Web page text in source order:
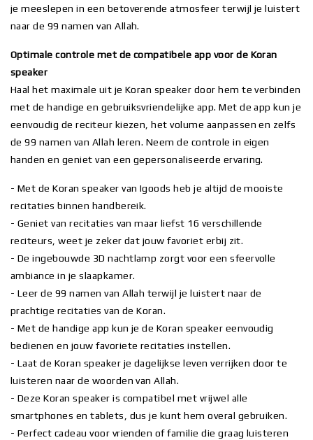
je meeslepen in een betoverende atmosfeer terwijl je luistert
naar de 99 namen van Allah.
Optimale controle met de compatibele app voor de Koran
speaker
Haal het maximale uit je Koran speaker door hem te verbinden
met de handige en gebruiksvriendelijke app. Met de app kun je
eenvoudig de reciteur kiezen, het volume aanpassen en zelfs
de 99 namen van Allah leren. Neem de controle in eigen
handen en geniet van een gepersonaliseerde ervaring.
- Met de Koran speaker van Igoods heb je altijd de mooiste
recitaties binnen handbereik.
- Geniet van recitaties van maar liefst 16 verschillende
reciteurs, weet je zeker dat jouw favoriet erbij zit.
- De ingebouwde 3D nachtlamp zorgt voor een sfeervolle
ambiance in je slaapkamer.
- Leer de 99 namen van Allah terwijl je luistert naar de
prachtige recitaties van de Koran.
- Met de handige app kun je de Koran speaker eenvoudig
bedienen en jouw favoriete recitaties instellen.
- Laat de Koran speaker je dagelijkse leven verrijken door te
luisteren naar de woorden van Allah.
- Deze Koran speaker is compatibel met vrijwel alle
smartphones en tablets, dus je kunt hem overal gebruiken.
- Perfect cadeau voor vrienden of familie die graag luisteren